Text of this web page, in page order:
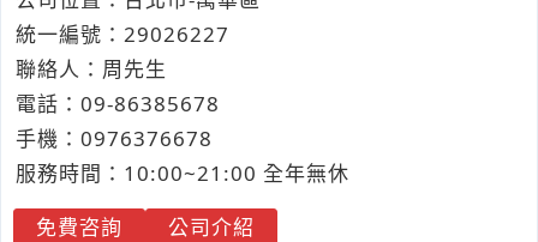
統一編號：29026227
聯絡人：周先生
電話： 09-86385678
手機： 0976376678
服務時間：10:00~21:00 全年無休
免費咨詢
公司介紹